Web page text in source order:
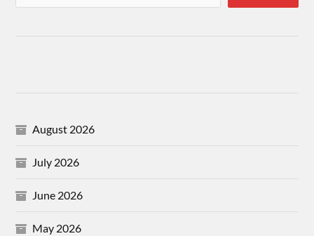
August 2026
July 2026
June 2026
May 2026